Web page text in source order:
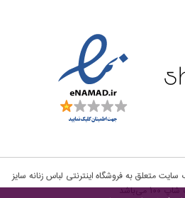
متعلق به فروشگاه اینترنتی لباس زنانه سایز
۱۰۰‌‌ می‌باشد